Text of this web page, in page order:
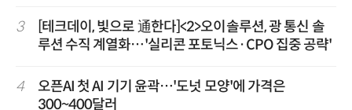
3
[테크데이, 빛으로 通한다]<2>오이솔루션, 광 통신 솔
루션 수직 계열화…'실리콘 포토닉스·CPO 집중 공략'
4
오픈AI 첫 AI 기기 윤곽…'도넛 모양'에 가격은
300~400달러